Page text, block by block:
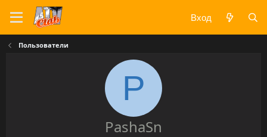
Вход
Пользователи
P
PashaSn